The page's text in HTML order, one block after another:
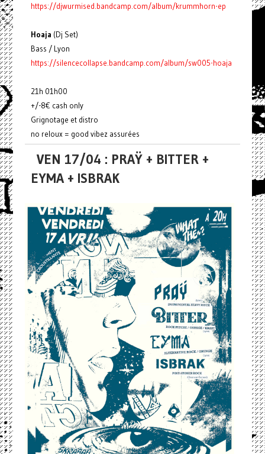
https://djwurmised.bandcamp.com/album/krummhorn-ep
Hoaja (Dj Set)
Bass / Lyon
https://silencecollapse.bandcamp.com/album/sw005-hoaja
21h 01h00
+/-8€ cash only
Grignotage et distro
no reloux = good vibez assurées
VEN 17/04 : PRAŸ + BITTER +
EYMA + ISBRAK